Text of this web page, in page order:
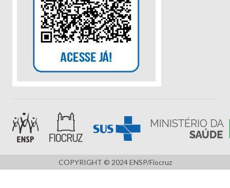
COPYRIGHT © 2024 ENSP/Fiocruz